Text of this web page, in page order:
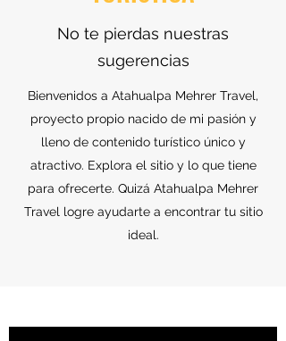
No te pierdas nuestras
sugerencias
Bienvenidos a Atahualpa Mehrer Travel,
proyecto propio nacido de mi pasión y
lleno de contenido turístico único y
atractivo. Explora el sitio y lo que tiene
para ofrecerte. Quizá Atahualpa Mehrer
Travel logre ayudarte a encontrar tu sitio
ideal.